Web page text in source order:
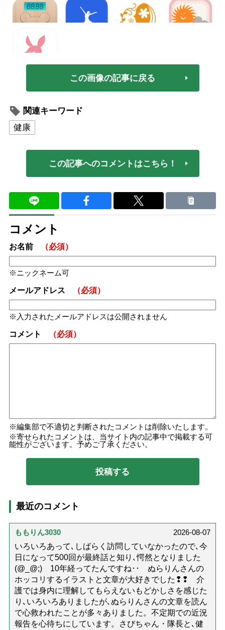
この画像の記事に戻る
関連キーワード
健康
この記事へのコメントはこちら！
コメント
お名前 （必須）
ニックネーム可
メールアドレス （必須）
入力されたメールアドレスは公開されません
コメント （必須）
編集部で不適切と判断されたコメントは削除いたします。
寄せられたコメントは、当サイト内の記事中で掲載する可
能性がございます。予めご了承ください。
最近のコメント
ももりん3030
2026-08-07
いろいろあって､しばらく訪問していなかったので､今
日になって500回が最終話と知り､愕然となりました
(@_@;) 10年経ってたんですね･･ ぬらりんさんの
ホッコリするイラストと文章が大好きでした❢❢ 介
護では身内に理解してもらえないもどかしさを感じた
り､いろいろありましたが､ぬらりんさんの文章を読ん
で心救われたことが多々ありました。不定期での近況
報告を心待ちにしています。さびちゃん・隊長と､健